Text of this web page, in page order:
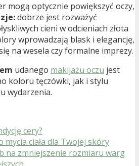
mogą optycznie powiększyć oczy,
dobrze jest rozważyć
cieni w odcieniach złota
wprowadzają blask i elegancję,
na wesela czy formalne imprezy.
udanego makijażu oczu jest
koloru tęczówki, jak i stylu
wydarzenia.
cery?
mycia ciała dla Twojej skóry
na zmniejszenie rozmiaru warg